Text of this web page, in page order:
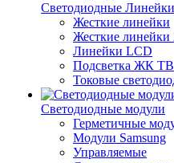
Светодиодные Линейки
Жесткие линейки
Жесткие линейки
Линейки LCD
Подсветка ЖК ТВ
Токовые
Светодиодные модули
Герметичные
Модули Samsung
Управляемые